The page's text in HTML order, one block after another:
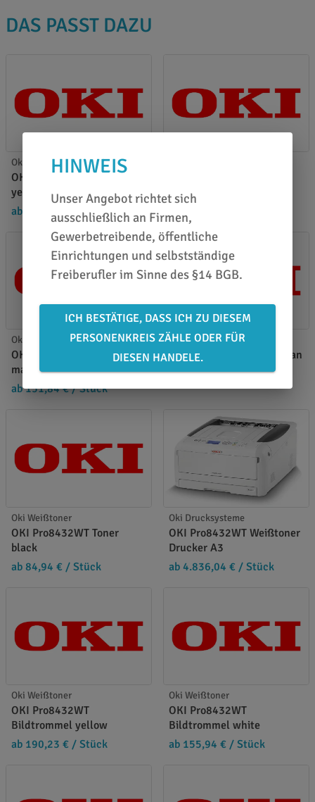
DAS PASST DAZU
Oki Weißtoner
OKI Pro8432WT Toner
yellow
ab 151,84 € / Stück
white
ab 196,59 €
Oki Weißtoner
OKI Pro8432WT Toner
magenta
ab 151,84 €/ Stück
Oki Weißtoner
OKI Pro8432WT Toner cyan
ab 151,84 €/ Stück
Oki Weißtoner
OKI Pro8432WT Toner
black
ab 84,94 € / Stück
Oki Drucksysteme
OKI Pro8432WT Weißtoner
Drucker A3
ab 4.836,04 € / Stück
Oki Weißtoner
OKI Pro8432WT
Bildtrommel yellow
ab 190,23 € / Stück
Oki Weißtoner
OKI Pro8432WT
Bildtrommel white
ab 155,94 € / Stück
HINWEIS
Unser Angebot richtet sich
ausschließlich an Firmen,
Gewerbetreibende, öffentliche
Einrichtungen und selbstständige
Freiberufler im Sinne des §14 BGB.
ICH BESTÄTIGE, DASS ICH ZU DIESEM
PERSONENKREIS ZÄHLE ODER FÜR
DIESEN HANDELE.